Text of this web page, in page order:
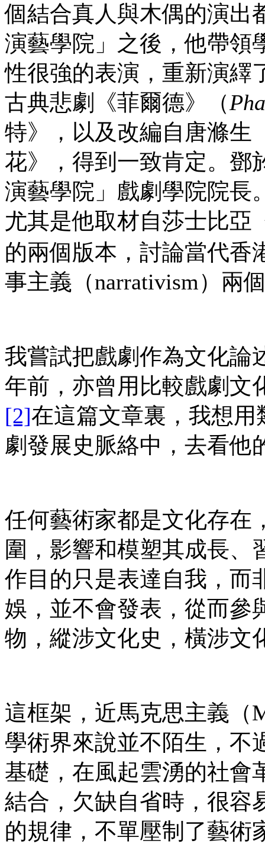
個結合真人與木偶的演出
演藝學院」之後，他帶領
性很強的表演，重新演繹
古典悲劇《菲爾德》（
特》，以及改編自唐滌生
花》，得到一致肯定。鄧
演藝學院」戲劇學院院長
尤其是他取材自莎士比亞
的兩個版本，討論當代
事主義（narrativism）兩
我嘗試把戲劇作為文化論
年前，亦曾用比較戲劇文
[2]在這篇文章裏，我想
劇發展史脈絡中，去看他
任何藝術家都是文化存在
圍，影響和模塑其成長、
作目的只是表達自我，而
娛，並不會發表，從而參
物，縱涉文化史，橫涉文
這框架，近馬克思主義（
學術界來說並不陌生，不
基礎，在風起雲湧的社會
結合，欠缺自省時，很容
的規律，不單壓制了藝術